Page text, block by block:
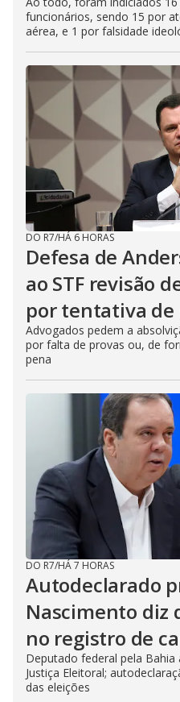
funcionários, sendo 15 por
aérea, e 1 por falsidade
DO R7/HÁ 6 HORAS
Defesa de
ao STF revisão
por tentativa de
Advogados pedem a
por falta de provas ou, de
pena
DO R7/HÁ 7 HORAS
Autodeclarado
Nascimento diz
no registro de
Deputado federal pela
Justiça Eleitoral;
das eleições